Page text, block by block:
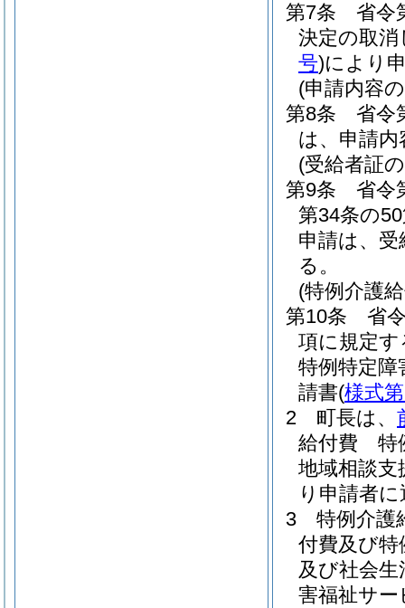
第7条
省令
決定の取
号)により
(申請内容
第8条
省令
は、申請内
(受給者証
第9条
省令
第34条の
申請は、受
る。
(特例介護
第10条
省
項に規定
特例特定
請書(様式
2
町長は、
給付費 特
地域相談支
り申請者
3
特例介護
付費及び特
及び社会
害福祉サ